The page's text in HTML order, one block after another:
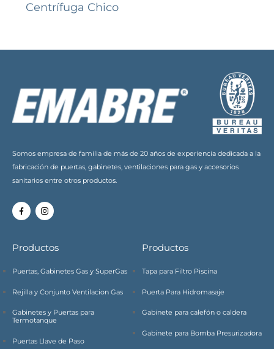
Centrífuga Chico
Somos empresa de familia de más de 20 años de experiencia dedicada a la
fabricación de puertas, gabinetes, ventilaciones para gas y accesorios
sanitarios entre otros productos.
Productos
Puertas, Gabinetes Gas y SuperGas
Rejilla y Conjunto Ventilacion Gas
Gabinetes y Puertas para
Termotanque
Puertas Llave de Paso
Productos
Tapa para Filtro Piscina
Puerta Para Hidromasaje
Gabinete para calefón o caldera
Gabinete para Bomba Presurizadora